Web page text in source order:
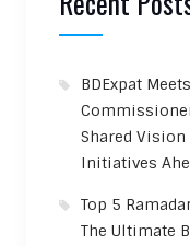
BDExpat
Shared
Initiatives
Top 5
The Ultimate